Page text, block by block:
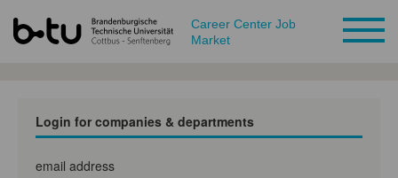
Career Center Job
Market
Login for companies & departments
email address